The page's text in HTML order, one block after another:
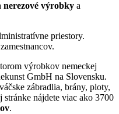
nerezové výrobky a
priestory.
výrobkov nemeckej
GmbH na Slovensku.
zábradlia, brány, ploty,
nájdete viac ako 3700
.